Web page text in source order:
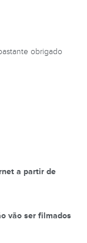
obrigado
a partir de
vão ser filmados